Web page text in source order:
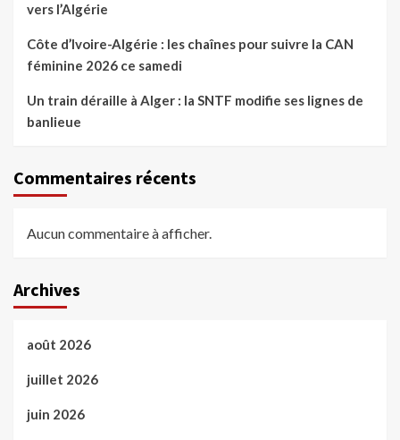
vers l’Algérie
Côte d’Ivoire-Algérie : les chaînes pour suivre la CAN
féminine 2026 ce samedi
Un train déraille à Alger : la SNTF modifie ses lignes de
banlieue
Commentaires récents
Aucun commentaire à afficher.
Archives
août 2026
juillet 2026
juin 2026